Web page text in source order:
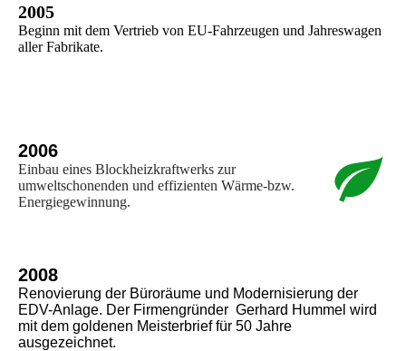
2005
Beginn mit dem Vertrieb von EU-Fahrzeugen und Jahreswagen
aller Fabrikate.
2006
Einbau eines Blockheizkraftwerks zur
umweltschonenden und effizienten Wärme-bzw.
Energiegewinnung.
2008
Renovierung der Büroräume und Modernisierung der
EDV-Anlage. Der Firmengründer Gerhard Hummel wird
mit dem goldenen Meisterbrief für 50 Jahre
ausgezeichnet.